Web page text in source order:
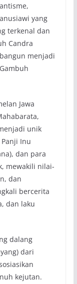
yang
terkenal dan
Candra
menjadi
Jawa
unik
Inu
dan para
mewakili nilai-
dan
bercerita
dan laku
dalang
dari
kejutan.